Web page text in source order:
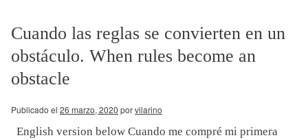
Cuando las reglas se convierten en un
obstáculo. When rules become an
obstacle
Publicado el 26 marzo, 2020 porvilarino
English version below Cuando me compré mi primera